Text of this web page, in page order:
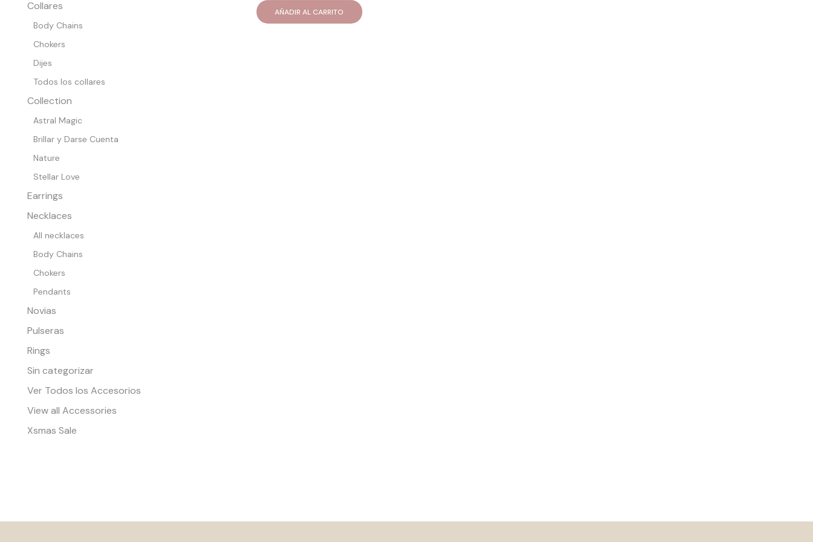
AÑADIR AL CARRITO
Collares
Body Chains
Chokers
Dijes
Todos los collares
Collection
Astral Magic
Brillar y Darse Cuenta
Nature
Stellar Love
Earrings
Necklaces
All necklaces
Body Chains
Chokers
Pendants
Novias
Pulseras
Rings
Sin categorizar
Ver Todos los Accesorios
View all Accessories
Xsmas Sale